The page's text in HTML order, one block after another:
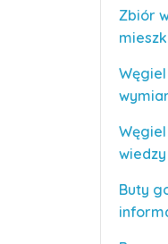
Zbiór
wiedzy
Buty